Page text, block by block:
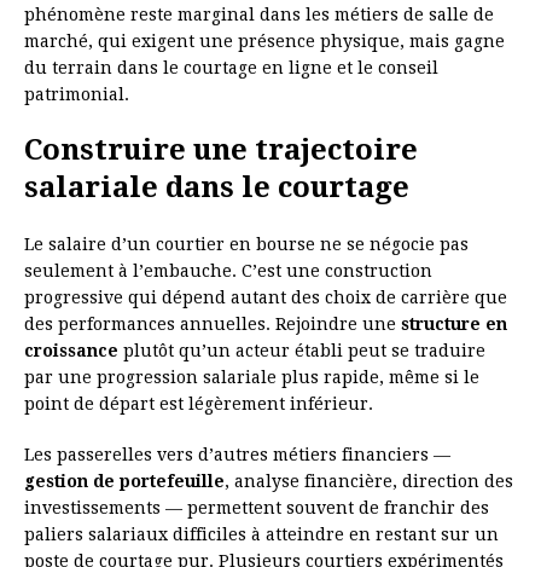
phénomène reste marginal dans les métiers de salle de
marché, qui exigent une présence physique, mais gagne
du terrain dans le courtage en ligne et le conseil
patrimonial.
Construire une trajectoire
salariale dans le courtage
Le salaire d’un courtier en bourse ne se négocie pas
seulement à l’embauche. C’est une construction
progressive qui dépend autant des choix de carrière que
des performances annuelles. Rejoindre une structure en
croissance plutôt qu’un acteur établi peut se traduire
par une progression salariale plus rapide, même si le
point de départ est légèrement inférieur.
Les passerelles vers d’autres métiers financiers —
gestion de portefeuille, analyse financière, direction des
investissements — permettent souvent de franchir des
paliers salariaux difficiles à atteindre en restant sur un
poste de courtage pur. Plusieurs courtiers expérimentés